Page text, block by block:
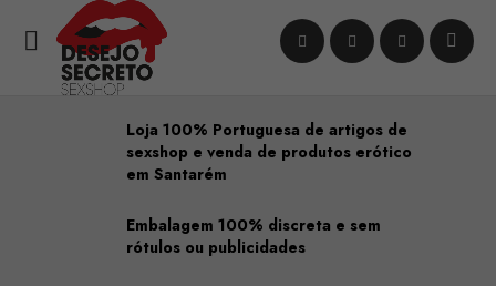

Loja 100% Portuguesa de artigos de
sexshop e venda de produtos erótico
em Santarém
Embalagem 100% discreta e sem
rótulos ou publicidades